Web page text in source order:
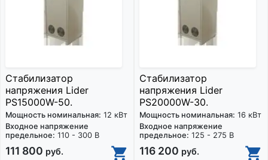
Стабилизатор
напряжения Lider
PS15000W-50.
Мощность номинальная: 12 кВт
Входное напряжение
предельное: 110 - 300 В
111 800 руб.
Стабилизатор
напряжения Lider
PS20000W-30.
Мощность номинальная: 16 кВт
Входное напряжение
предельное: 125 - 275 В
116 200 руб.